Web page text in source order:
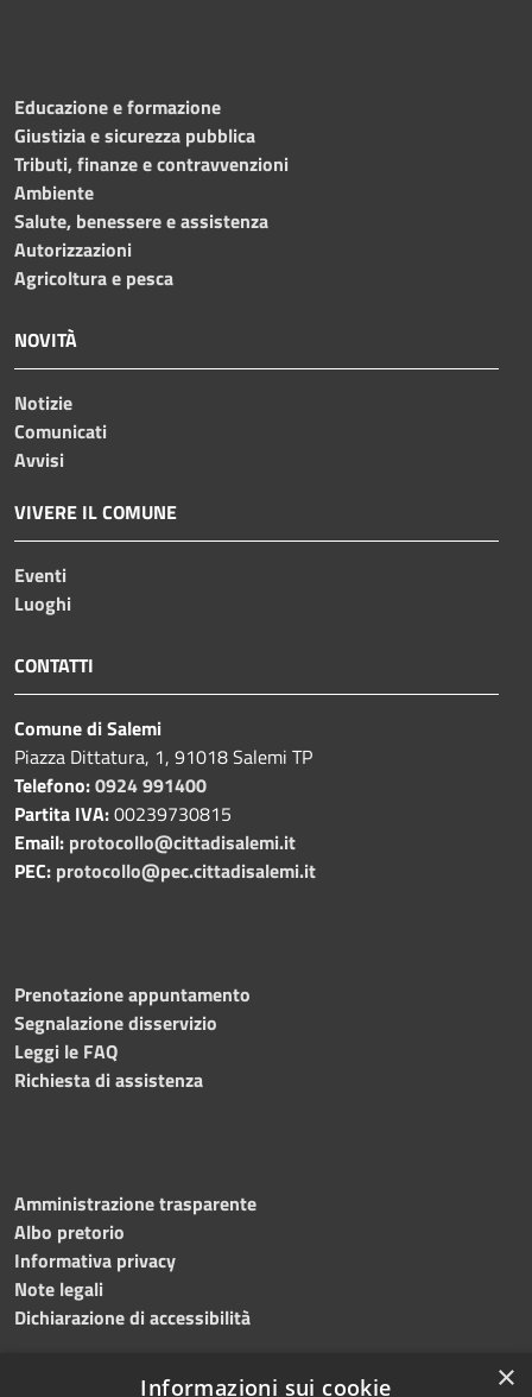
Educazione e formazione
Giustizia e sicurezza pubblica
Tributi, finanze e contravvenzioni
Ambiente
Salute, benessere e assistenza
Autorizzazioni
Agricoltura e pesca
NOVITÀ
Notizie
Comunicati
Avvisi
VIVERE IL COMUNE
Eventi
Luoghi
CONTATTI
Comune di Salemi
Piazza Dittatura, 1, 91018 Salemi TP
Telefono:0924 991400
Partita IVA:00239730815
Email: protocollo@cittadisalemi.it
PEC: protocollo@pec.cittadisalemi.it
Prenotazione appuntamento
Segnalazione disservizio
Leggi le FAQ
Richiesta di assistenza
Amministrazione trasparente
Albo pretorio
Informativa privacy
Note legali
Dichiarazione di accessibilità
×
Informazioni sui cookie